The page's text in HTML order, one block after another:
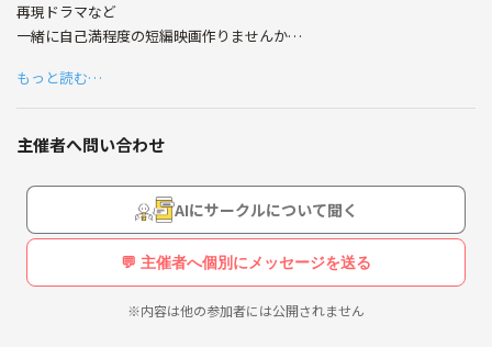
再現ドラマなど
一緒に自己満程度の短編映画作りませんか
それと並行に月1で映画会も開きたいと考えてます
スペースを借りて
月ごとで決めたテーマで料理作って映画を見る会を考えてます。
初心者から上級者まで
映像関係なく様々な職業の皆さんで０から１から１００を
学び作っていくようなチームサークルです
月１本ショートムービーや何かしらのpv動画などを制作して
もっと読む…
主催者へ問い合わせ
AIにサークルについて聞く
💬 主催者へ個別にメッセージを送る
※内容は他の参加者には公開されません